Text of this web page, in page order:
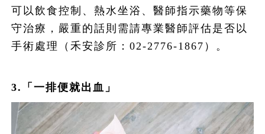
可以飲食控制、熱水坐浴、醫師指示藥物等保
守治療，嚴重的話則需請專業醫師評估是否以
手術處理（禾安診所：02-2776-1867）。
3.「一排便就出血」